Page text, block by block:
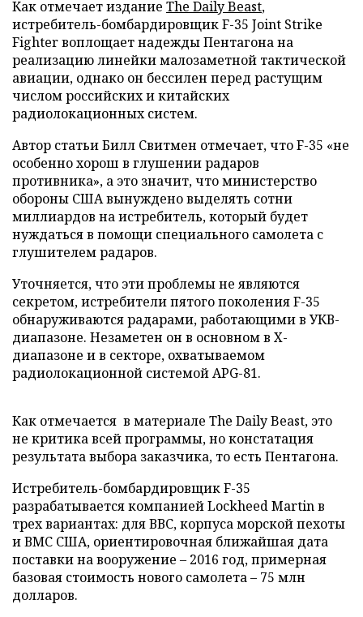
Как отмечает издание The Daily Beast,
истребитель-бомбардировщик F-35 Joint Strike
Fighter воплощает надежды Пентагона на
реализацию линейки малозаметной тактической
авиации, однако он бессилен перед растущим
числом российских и китайских
радиолокационных систем.
Автор статьи Билл Свитмен отмечает, что F-35 «не
особенно хорош в глушении радаров
противника», а это значит, что министерство
обороны США вынуждено выделять сотни
миллиардов на истребитель, который будет
нуждаться в помощи специального самолета с
глушителем радаров.
Уточняется, что эти проблемы не являются
секретом, истребители пятого поколения F-35
обнаруживаются радарами, работающими в УКВ-
диапазоне. Незаметен он в основном в X-
диапазоне и в секторе, охватываемом
радиолокационной системой APG-81.
Как отмечается в материале The Daily Beast, это
не критика всей программы, но констатация
результата выбора заказчика, то есть Пентагона.
Истребитель-бомбардировщик F-35
разрабатывается компанией Lockheed Martin в
трех вариантах: для ВВС, корпуса морской пехоты
и ВМС США, ориентировочная ближайшая дата
поставки на вооружение – 2016 год, примерная
базовая стоимость нового самолета– 75 млн
долларов.